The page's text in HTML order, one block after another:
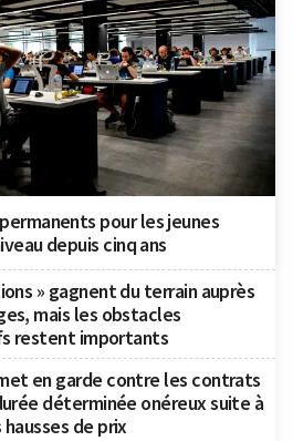
pour les jeunes
depuis cinq ans
» gagnent du terrain auprès
mais les obstacles
restent importants
en garde contre les contrats
déterminée onéreux suite à
de prix